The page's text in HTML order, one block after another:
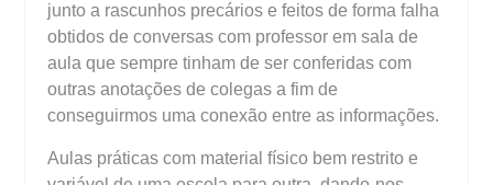
junto a rascunhos precários e feitos de forma falha
obtidos de conversas com professor em sala de
aula que sempre tinham de ser conferidas com
outras anotações de colegas a fim de
conseguirmos uma conexão entre as informações.
Aulas práticas com material físico bem restrito e